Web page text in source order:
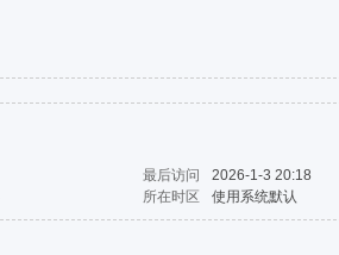
最后访问
2026-1-3 20:18
所在时区 使用系统默认